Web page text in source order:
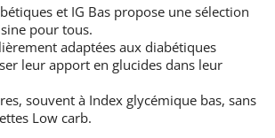
et IG Bas propose une sélection
pour tous.
adaptées aux diabétiques
leur apport en glucides dans leur
souvent à Index glycémique bas, sans
Low carb.